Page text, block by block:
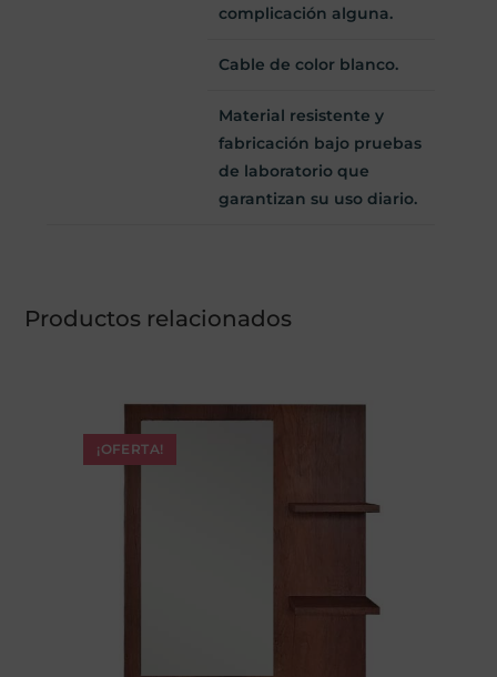
complicación alguna.
Cable de color blanco.
Material resistente y
fabricación bajo pruebas
de laboratorio que
garantizan su uso diario.
Productos relacionados
¡OFERTA!